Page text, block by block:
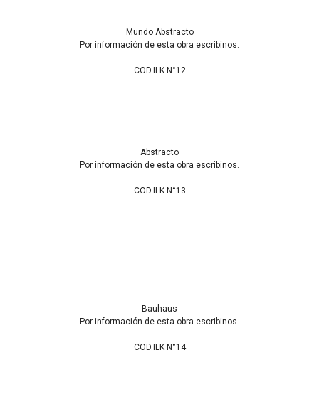
Mundo Abstracto
Por información de esta obra escribinos.
COD.ILK N°12
Abstracto
Por información de esta obra escribinos.
COD.ILK N°13
Bauhaus
Por información de esta obra escribinos.
COD.ILK N°14